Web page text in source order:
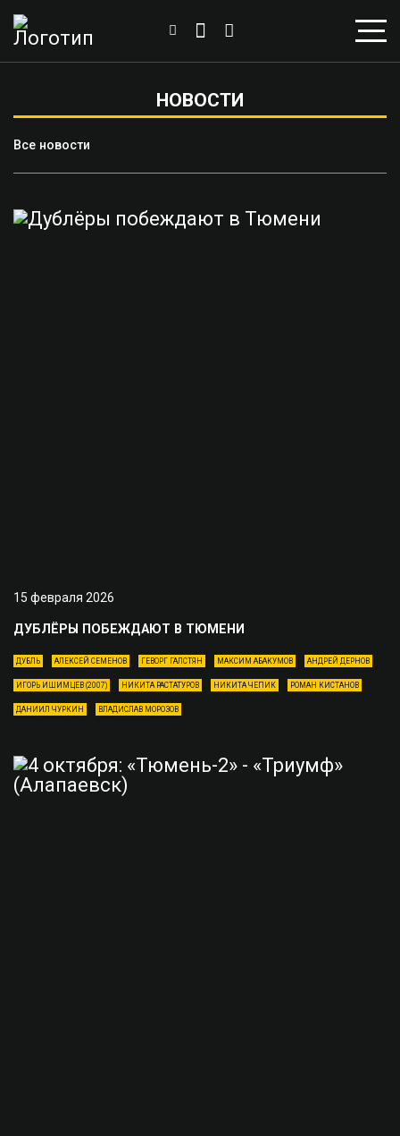
НОВОСТИ
Все новости
15 февраля 2026
ДУБЛЁРЫ ПОБЕЖДАЮТ В ТЮМЕНИ
ДУБЛЬ АЛЕКСЕЙ СЕМЕНОВ ГЕВОРГ ГАЛСТЯН МАКСИМ АБАКУМОВ АНДРЕЙ ДЕРНОВ
ИГОРЬ ИШИМЦЕВ (2007) НИКИТА РАСТАТУРОВ НИКИТА ЧЕПИК РОМАН КИСТАНОВ
ДАНИИЛ ЧУРКИН ВЛАДИСЛАВ МОРОЗОВ